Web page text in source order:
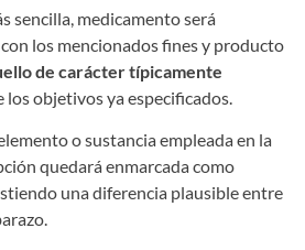
sencilla, medicamento será
con los mencionados fines y producto
de carácter típicamente
los objetivos ya especificados.
o sustancia empleada en la
quedará enmarcada como
una diferencia plausible entre